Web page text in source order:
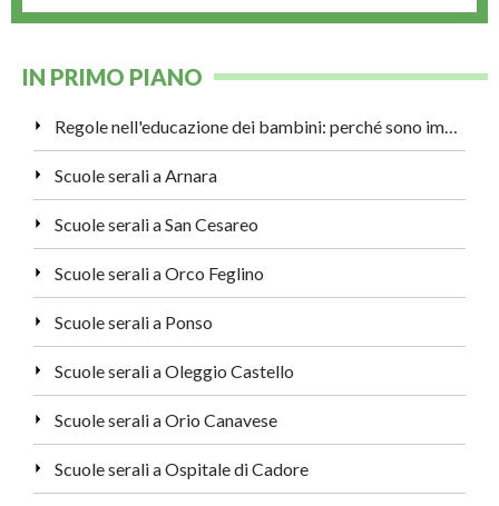
IN PRIMO PIANO
Regole nell'educazione dei bambini: perché sono importanti?
Scuole serali a Arnara
Scuole serali a San Cesareo
Scuole serali a Orco Feglino
Scuole serali a Ponso
Scuole serali a Oleggio Castello
Scuole serali a Orio Canavese
Scuole serali a Ospitale di Cadore